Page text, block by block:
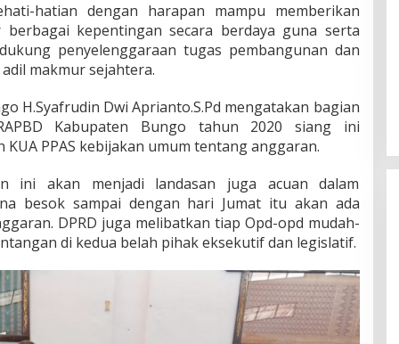
hatian dengan harapan mampu memberikan
kepentingan secara berdaya guna serta
penyelenggaraan tugas pembangunan dan
makmur sejahtera.
H.Syafrudin Dwi Aprianto.S.Pd mengatakan bagian
Kabupaten Bungo tahun 2020 siang ini
PPAS kebijakan umum tentang anggaran.
ini akan menjadi landasan juga acuan dalam
besok sampai dengan hari Jumat itu akan ada
DPRD juga melibatkan tiap Opd-opd mudah-
di kedua belah pihak eksekutif dan legislatif.